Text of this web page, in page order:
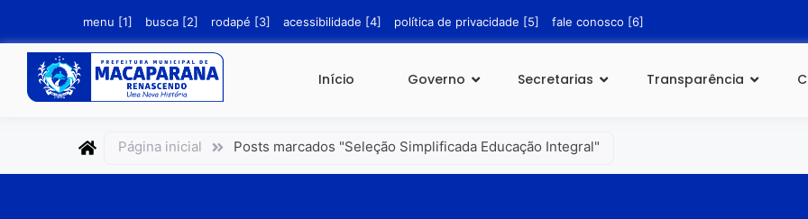
menu [1] busca [2] rodapé [3] acessibilidade [4] política de privacidade [5] fale conosco [6]
Início Governo Secretarias Transparência
Página inicial Posts marcados "Seleção Simplificada Educação Integral"